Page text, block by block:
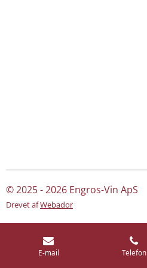
© 2025 - 2026 Engros-Vin ApS
Drevet afWebador
E-mail Telefon